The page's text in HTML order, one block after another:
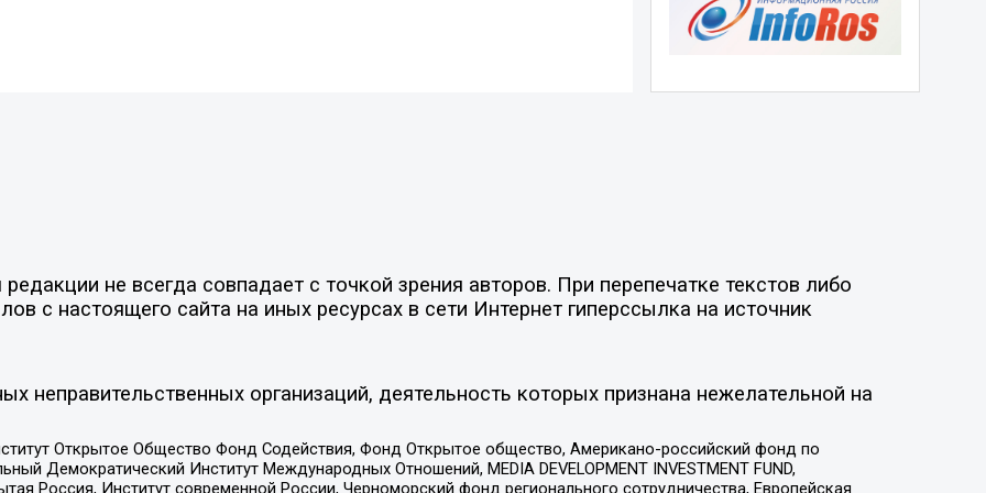
не всегда совпадает с точкой зрения авторов. При перепечатке текстов либо
с настоящего сайта на иных ресурсах в сети Интернет гиперссылка на источник
неправительственных организаций, деятельность которых признана нежелательной на
Открытое Общество Фонд Содействия, Фонд Открытое общество, Американо-российский фонд по
Демократический Институт Международных Отношений, MEDIA DEVELOPMENT INVESTMENT FUND,
Россия, Институт современной России, Черноморский фонд регионального сотрудничества, Европейская